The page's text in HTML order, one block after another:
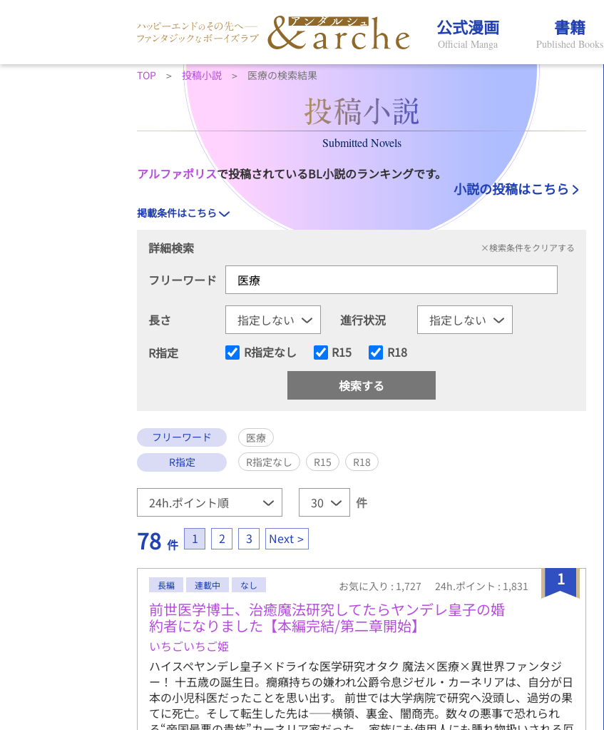
公式漫画
Official Manga
書籍
Published Books
TOP 投稿小説 医療の検索結果
Submitted Novels
アルファポリスで投稿されているBL小説のランキングです。
小説の投稿はこちら
掲載条件はこちら
詳細検索 ×検索条件をクリアする
フリーワード
長さ
進行状況
R指定
R指定なし R15 R18
フリーワード
医療
R指定
R指定なし R15 R18
件
78 件 1 2 3 Next
1
長編 連載中 なし お気に入り : 1,727 24h.ポイント : 1,831
前世医学博士、治癒魔法研究してたらヤンデレ皇子の婚
約者になりました【本編完結/第二章開始】
いちごいちご姫
ハイスペヤンデレ皇子×ドライな医学研究オタク 魔法×医療×異世界ファンタジ
ー！ 十五歳の誕生日。癇癪持ちの嫌われ公爵令息ジゼル・カーネリアは、自分が日
本の小児科医だったことを思い出す。 前世では大学病院で研究へ没頭し、過労の果
てに死亡。そして転生した先は――横領、裏金、闇商売。数々の悪事で恐れられ